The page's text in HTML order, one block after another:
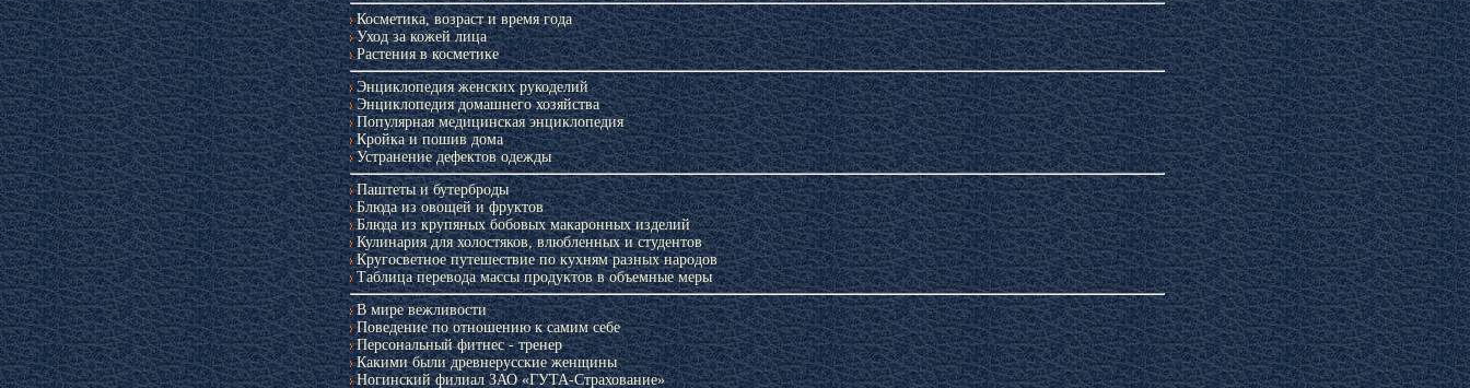
Приложение к журналу
«Крестьянка»
Цветущая косметика
Косметика, возраст и время
года
Уход за кожей лица
Справочник по
лечебному питанию
Фитоэргономика Зеленая аптека Кузбасса Лекарственные растения
Косметика, возраст и время года
Уход за кожей лица
Растения в косметике
Энциклопедия женских рукоделий
Энциклопедия домашнего хозяйства
Популярная медицинская энциклопедия
Кройка и пошив дома
Устранение дефектов одежды
Паштеты и бутерброды
Блюда из овощей и фруктов
Блюда из крупяных бобовых макаронных изделий
Кулинария для холостяков, влюбленных и студентов
Кругосветное путешествие по кухням разных народов
Таблица перевода массы продуктов в объемные меры
В мире вежливости
Поведение по отношению к самим себе
Персональный фитнес - тренер
Какими были древнерусские женщины
Ногинский филиал ЗАО «ГУТА-Страхование»